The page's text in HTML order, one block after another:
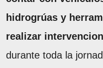
hidrogrúas y
realizar
durante toda la